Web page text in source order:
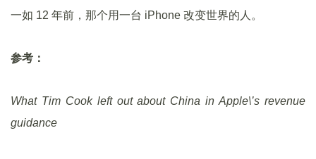
一如 12 年前，那个用一台 iPhone 改变世界的人。
参考：
What Tim Cook left out about China in Apple\’s revenue
guidance